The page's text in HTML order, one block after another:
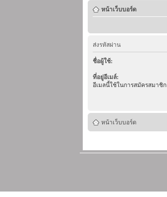
หน้าเว็บบอร์ด
ส่งรหัสผ่าน
ชื่อผู้ใช้:
ที่อยู่อีเมล์:
อีเมลนี้ใช้ในการสมัครสมาชิก
หน้าเว็บบอร์ด